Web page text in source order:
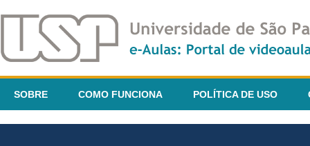
SOBRE COMO FUNCIONA POLÍTICA DE USO